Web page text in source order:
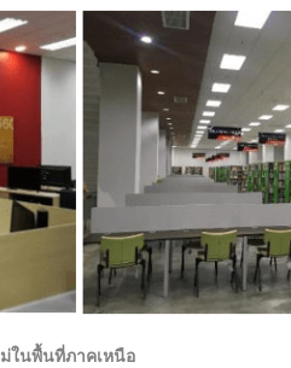
ในพื้นที่ภาคเหนือ